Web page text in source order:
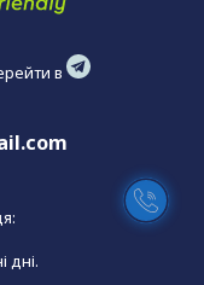
в
дні.